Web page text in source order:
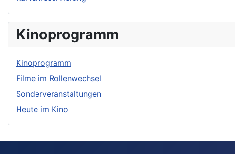
Kinoprogramm
Kinoprogramm
Filme im Rollenwechsel
Sonderveranstaltungen
Heute im Kino